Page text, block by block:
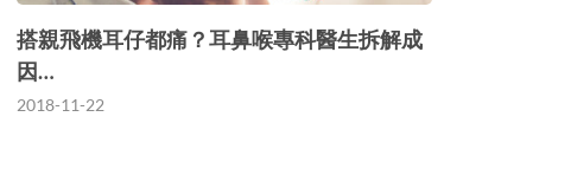
搭親飛機耳仔都痛？耳鼻喉專科醫生拆解成
因…
2018-11-22